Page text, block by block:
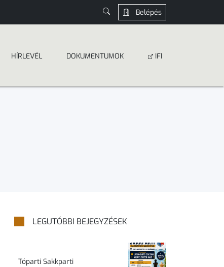
Belépés
HÍRLEVÉL DOKUMEN­­TUMOK IFI
LEGUTÓBBI BEJEGYZÉSEK
Tóparti Sakkparti